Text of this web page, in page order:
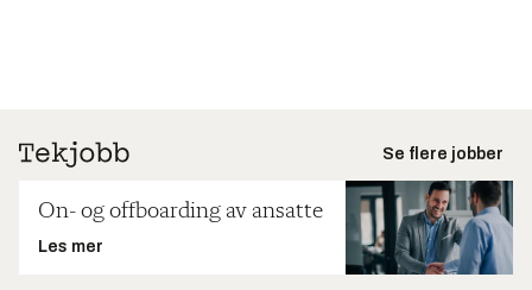
Se flere jobber
On- og offboarding av ansatte
Les mer